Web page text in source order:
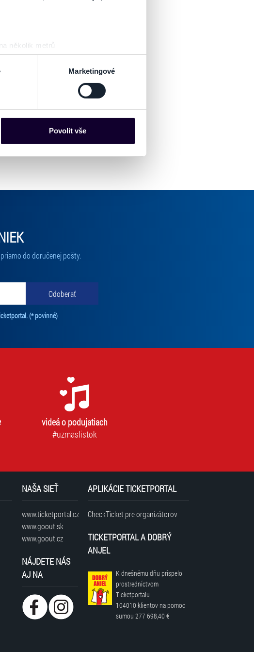
několik metrů
(otisk prstu)
části s podrobnostmi. Svůj souhlas
informace mohou představovat
k personalizaci obsahu a reklam.
příslušné varianty. Svoji volbu
Marketingové
Povolit vše
do doručenej pošty.
Odoberať
(* povinné)Tento súhlas je povinný na odber newslettra. Bez súhlasu nie je možné vás
videá o podujatiach
#uzmaslistok
NAŠA SIEŤ
www.ticketportal.cz
www.goout.sk
www.goout.cz
NÁJDETE NÁS
AJ NA
APLIKÁCIE TICKETPORTAL
CheckTicket pre organizátorov
TICKETPORTAL A DOBRÝ
ANJEL
K dnešnému dňu prispelo
prostredníctvom
Ticketportalu
104010 klientov na pomoc
sumou277 698,40 €